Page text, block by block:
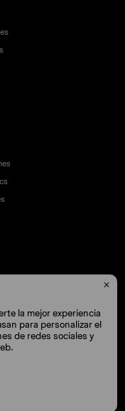

la mejor experiencia
para personalizar el
de redes sociales y